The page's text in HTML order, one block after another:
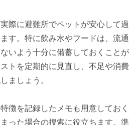
際に避難所でペットが安心して過
す。特に飲み水やフードは、流通
いよう十分に備蓄しておくことが
トを定期的に見直し、不足や消費
ましょう。
徴を記録したメモも用意しておく
った場合の捜索に役立ちます。準